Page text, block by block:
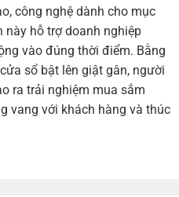
công nghệ dành cho mục
hỗ trợ doanh nghiệp
vào đúng thời điểm. Bằng
sổ bật lên giật gân, người
ra trải nghiệm mua sắm
vang với khách hàng và thúc